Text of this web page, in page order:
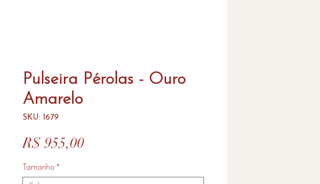
Pulseira Pérolas - Ouro
Amarelo
SKU: 1679
R$ 955,00
Tamanho *